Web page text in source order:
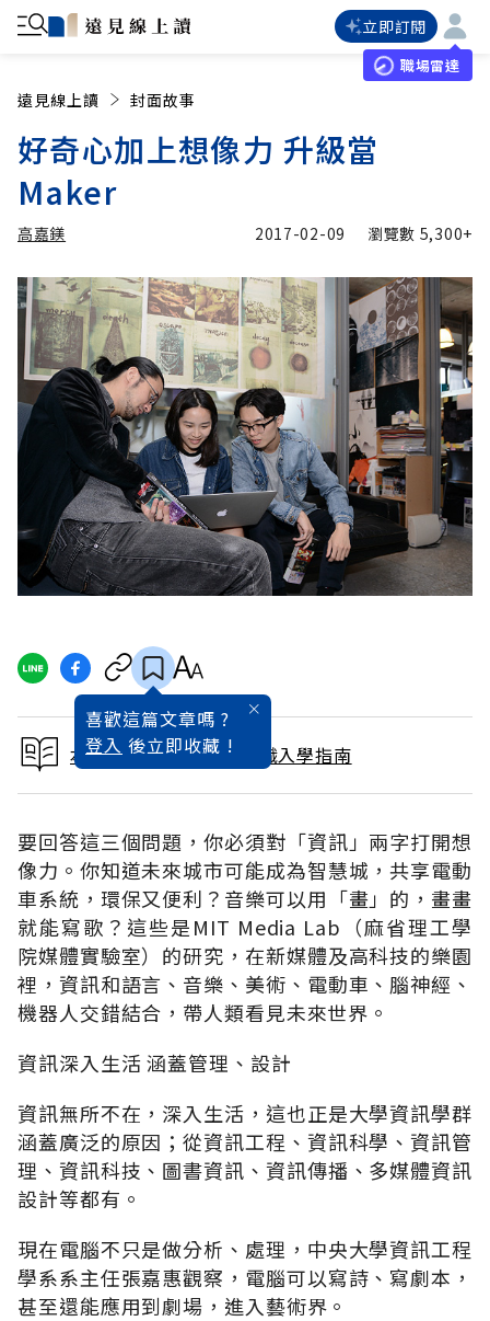
立即訂閱
職場雷達
遠見線上讀 封面故事
好奇心加上想像力 升級當
Maker
高嘉鎂
高嘉鎂 加入追蹤
2017-02-09 瀏覽數 5,300+
喜歡這篇文章嗎 ?
登入 後立即收藏 !
本文出自2017大學暨技職入學指南
要回答這三個問題，你必須對「資訊」兩字打開想
像力。你知道未來城市可能成為智慧城，共享電動
車系統，環保又便利？音樂可以用「畫」的，畫畫
就能寫歌？這些是MIT Media Lab（麻省理工學
院媒體實驗室）的研究，在新媒體及高科技的樂園
裡，資訊和語言、音樂、美術、電動車、腦神經、
機器人交錯結合，帶人類看見未來世界。
資訊深入生活 涵蓋管理、設計
資訊無所不在，深入生活，這也正是大學資訊學群
涵蓋廣泛的原因；從資訊工程、資訊科學、資訊管
理、資訊科技、圖書資訊、資訊傳播、多媒體資訊
設計等都有。
現在電腦不只是做分析、處理，中央大學資訊工程
學系系主任張嘉惠觀察，電腦可以寫詩、寫劇本，
甚至還能應用到劇場，進入藝術界。